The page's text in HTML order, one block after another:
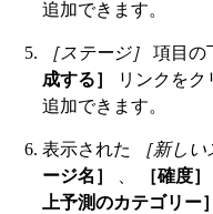
追加できます。
［ステージ］ 項目の
成する］
リンクを
追加できます。
表示された ［新し
ージ名］
［確度］
上予測のカテゴリー